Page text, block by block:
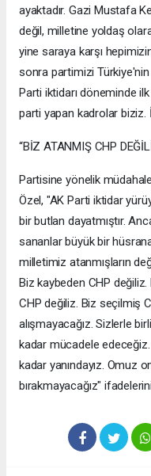
ayaktadır. Gazi Mustafa
değil, milletine yoldaş
yine saraya karşı
sonra partimizi
Parti iktidarı döneminde
parti yapan kadrolar biziz.
“BİZ ATANMIŞ CHP
Partisine yönelik
Özel, "AK Parti iktidar
bir butlan dayatmıştır.
sananlar büyük bir
milletimiz atanmışların
Biz kaybeden CHP
CHP değiliz. Biz seçilmiş
alışmayacağız. Sizlerle
kadar mücadele
kadar yanındayız. Omuz
bırakmayacağız"